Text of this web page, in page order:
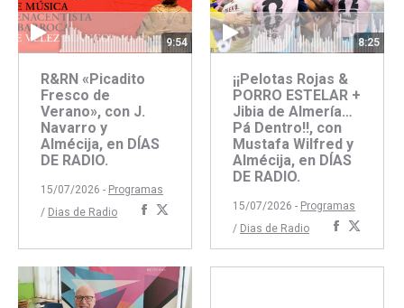
9:54
R&RN «Picadito
Fresco de
Verano», con J.
Navarro y
Almécija, en DÍAS
DE RADIO.
15/07/2026 - Programas
/ Dias de Radio
Compartir
Facebook
Twitter
8:25
¡¡Pelotas Rojas &
PORRO ESTELAR +
Jibia de Almería…
Pá Dentro!!, con
Mustafa Wilfred y
Almécija, en DÍAS
DE RADIO.
15/07/2026 - Programas
/ Dias de Radio
Compartir
concon